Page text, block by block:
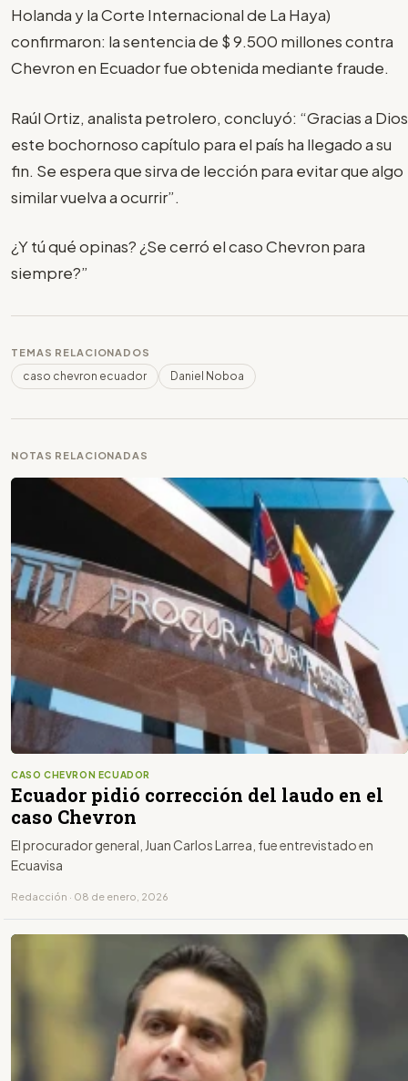
Holanda y la Corte Internacional de La Haya)
confirmaron: la sentencia de $ 9.500 millones contra
Chevron en Ecuador fue obtenida mediante fraude.
Raúl Ortiz, analista petrolero, concluyó: “Gracias a Dios
este bochornoso capítulo para el país ha llegado a su
fin. Se espera que sirva de lección para evitar que algo
similar vuelva a ocurrir”.
¿Y tú qué opinas? ¿Se cerró el caso Chevron para
siempre?”
TEMAS RELACIONADOS
caso chevron ecuador Daniel Noboa
NOTAS RELACIONADAS
CASO CHEVRON ECUADOR
Ecuador pidió corrección del laudo en el
caso Chevron
El procurador general, Juan Carlos Larrea, fue entrevistado en
Ecuavisa
Redacción · 08 de enero, 2026